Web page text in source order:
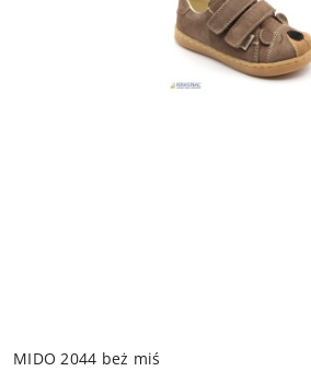
MIDO 2044 beż miś